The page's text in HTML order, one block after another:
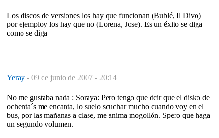
Los discos de versiones los hay que funcionan (Bublé, Il Divo)
por ejemploy los hay que no (Lorena, Jose). Es un éxito se diga
como se diga
Yeray - 09 de junio de 2007 - 20:14
No me gustaba nada : Soraya: Pero tengo que dcir que el disko de
ochenta´s me encanta, lo suelo scuchar mucho cuando voy en el
bus, por las mañanas a clase, me anima mogollón. Spero que haga
un segundo volumen.